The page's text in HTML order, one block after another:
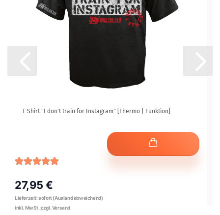
T-Shirt "I don't train for Instagram" [Thermo | Funktion]
27,95 €